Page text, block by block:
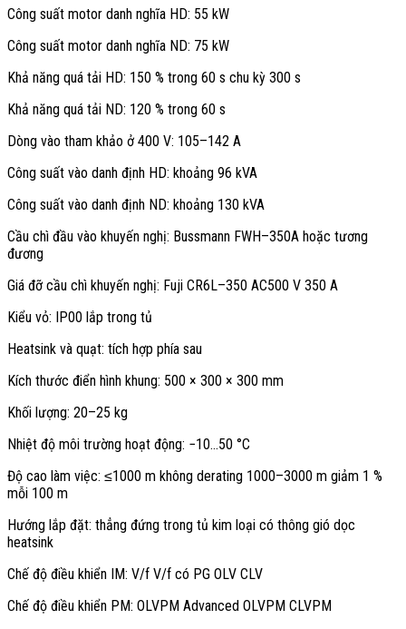
Normal Duty là 139 A, tùy chọn bằng C6-01. Khả năng quá tải đạt
khởi động hoặc quá độ.
Nguồn vào: 3P 380–480 Vac, 50/60 Hz, dung sai điện áp −15…
+10%, tần số ±5%.
Ngõ ra: 3P 0–400 Hz, Uout tối đa khoảng 0,95×Vin.
Dòng định mức HD: 112 A cho động cơ danh nghĩa 55 kW.
Dòng định mức ND: 139 A cho động cơ danh nghĩa 75 kW.
Quá tải HD: 150% Iđm trong 60 s, chu kỳ 300 s.
Quá tải ND: 120% Iđm trong 60 s.
Dòng vào tham khảo ở 400 V: khoảng 105–142 A tùy điều kiện.
Cầu chì đề xuất: Bussmann FWH-350A hoặc tương đương,
Kích thước và điều kiện lắp đặt
CIMR-AT4A0139AAA thuộc nhóm khung IP00 400 V cỡ lớn vừa, vỏ
thiết kế để lắp trong tủ. Heatsink sau máy kèm cụm quạt, mặt trước
có cover và digital operator tháo rời, thuận tiện bảo trì và vận hành
Kích thước điển hình khung này khoảng 500 × 300 × 300 mm, khối
lượng 20–25 kg. Lắp đặt thẳng đứng trong tủ kim loại, đảm bảo
khoảng hở lưu thông gió dọc heatsink, tránh bụi dẫn điện, dầu, khí ăn
Nhiệt độ môi trường: −10…50 °C với IP00, trên 50 °C áp dụng
Độ cao: ≤1000 m không derating, 1000–3000 m giảm khoảng
Hướng lắp đặt: thẳng đứng, luồng khí từ dưới lên qua heatsink.
Công suất motor danh nghĩa HD: 55 kW
Công suất motor danh nghĩa ND: 75 kW
Khả năng quá tải HD: 150 % trong 60 s chu kỳ 300 s
Khả năng quá tải ND: 120 % trong 60 s
Dòng vào tham khảo ở 400 V: 105–142 A
Công suất vào danh định HD: khoảng 96 kVA
Công suất vào danh định ND: khoảng 130 kVA
Cầu chì đầu vào khuyến nghị: Bussmann FWH–350A hoặc tương
đương
Giá đỡ cầu chì khuyến nghị: Fuji CR6L–350 AC500 V 350 A
Kiểu vỏ: IP00 lắp trong tủ
Heatsink và quạt: tích hợp phía sau
Kích thước điển hình khung: 500 × 300 × 300 mm
Khối lượng: 20–25 kg
Nhiệt độ môi trường hoạt động: −10…50 °C
Độ cao làm việc: ≤1000 m không derating 1000–3000 m giảm 1 %
mỗi 100 m
Hướng lắp đặt: thẳng đứng trong tủ kim loại có thông gió dọc
heatsink
Chế độ điều khiển IM: V/f V/f có PG OLV CLV
Chế độ điều khiển PM: OLVPM Advanced OLVPM CLVPM